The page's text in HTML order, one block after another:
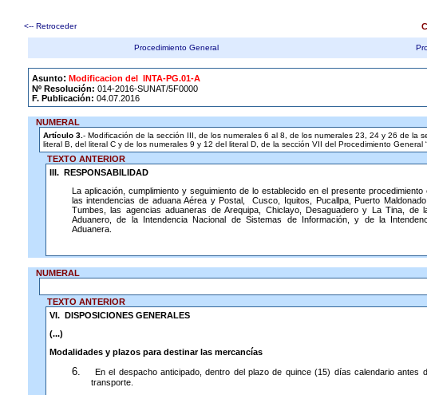
<-- Retroceder
Procedimiento General
Asunto: Modificacion del INTA-PG.01-A
Nº Resolución: 014-2016-SUNAT/5F0000
F. Publicación: 04.07.2016
NUMERAL
Artículo 3. - Modificación de la sección III, de los numerales 6 al 8, de los numerales 23, 24 y 26 de la
literal B, del literal C y de los numerales 9 y 12 del literal D, de la sección VII del Procedimiento General
TEXTO ANTERIOR
III. RESPONSABILIDAD
La aplicación, cumplimiento y seguimiento de lo establecido en el presente
las intendencias de aduana Aérea y Postal, Cusco, Iquitos, Pucallpa, Puerto
Tumbes, las agencias aduaneras de Arequipa, Chiclayo, Desaguadero y La Tina, de
Aduanero, de la Intendencia Nacional de Sistemas de Información, y de la
Aduanera.
NUMERAL
TEXTO ANTERIOR
VI. DISPOSICIONES GENERALES
(...)
Modalidades y plazos para destinar las mercancías
6.
En el despacho anticipado, dentro del plazo de quince (15) días calendario antes
transporte.